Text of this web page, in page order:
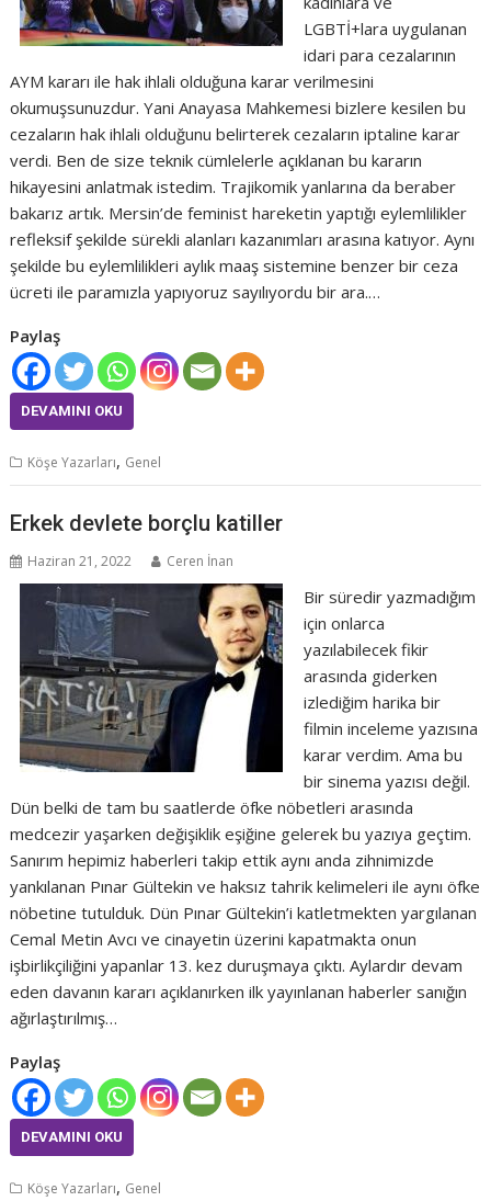
LGBTİ+lara uygulanan
idari para cezalarının
AYM kararı ile hak ihlali olduğuna karar verilmesini
okumuşsunuzdur. Yani Anayasa Mahkemesi bizlere kesilen bu
cezaların hak ihlali olduğunu belirterek cezaların iptaline karar
verdi. Ben de size teknik cümlelerle açıklanan bu kararın
hikayesini anlatmak istedim. Trajikomik yanlarına da beraber
bakarız artık. Mersin’de feminist hareketin yaptığı eylemlilikler
refleksif şekilde sürekli alanları kazanımları arasına katıyor. Aynı
şekilde bu eylemlilikleri aylık maaş sistemine benzer bir ceza
ücreti ile paramızla yapıyoruz sayılıyordu bir ara.…
Paylaş
DEVAMINI OKU
Köşe Yazarları, Genel
Erkek devlete borçlu katiller
Haziran 21, 2022 Ceren İnan
Bir süredir yazmadığım
için onlarca
yazılabilecek fikir
arasında giderken
izlediğim harika bir
filmin inceleme yazısına
karar verdim. Ama bu
bir sinema yazısı değil.
Dün belki de tam bu saatlerde öfke nöbetleri arasında
medcezir yaşarken değişiklik eşiğine gelerek bu yazıya geçtim.
Sanırım hepimiz haberleri takip ettik aynı anda zihnimizde
yankılanan Pınar Gültekin ve haksız tahrik kelimeleri ile aynı öfke
nöbetine tutulduk. Dün Pınar Gültekin’i katletmekten yargılanan
Cemal Metin Avcı ve cinayetin üzerini kapatmakta onun
işbirlikçiliğini yapanlar 13. kez duruşmaya çıktı. Aylardır devam
eden davanın kararı açıklanırken ilk yayınlanan haberler sanığın
ağırlaştırılmış…
Paylaş
DEVAMINI OKU
Köşe Yazarları, Genel